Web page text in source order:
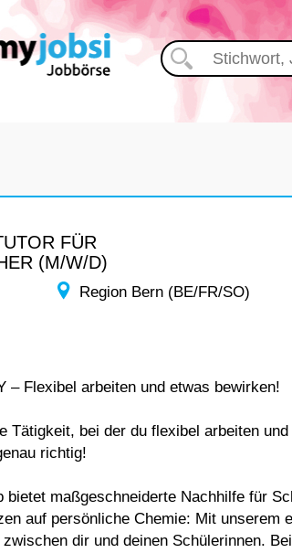
FÜR
(M/W/D)
Region Bern (BE/FR/SO)
– Flexibel arbeiten und etwas bewirken!
Tätigkeit, bei der du flexibel arbeiten
richtig!
bietet maßgeschneiderte Nachhilfe für
auf persönliche Chemie: Mit unserem
dir und deinen Schülerinnen.